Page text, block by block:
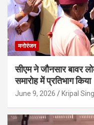
मनोरंजन
सीएम ने जौनसार बावर
समारोह में प्रतिभाग किया
June 9, 2026 Kripal